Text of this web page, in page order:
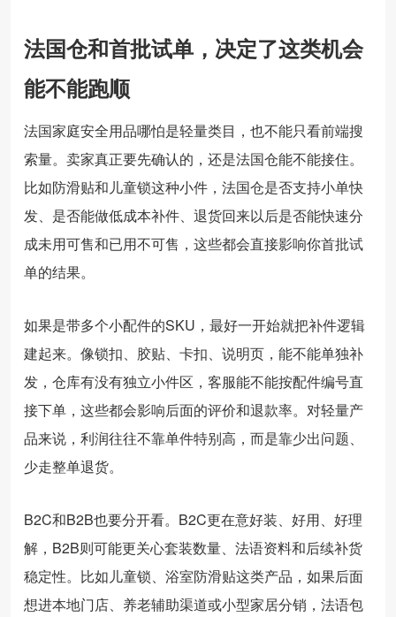
法国仓和首批试单，决定了这类机会
能不能跑顺
法国家庭安全用品哪怕是轻量类目，也不能只看前端搜
索量。卖家真正要先确认的，还是法国仓能不能接住。
比如防滑贴和儿童锁这种小件，法国仓是否支持小单快
发、是否能做低成本补件、退货回来以后是否能快速分
成未用可售和已用不可售，这些都会直接影响你首批试
单的结果。
如果是带多个小配件的SKU，最好一开始就把补件逻辑
建起来。像锁扣、胶贴、卡扣、说明页，能不能单独补
发，仓库有没有独立小件区，客服能不能按配件编号直
接下单，这些都会影响后面的评价和退款率。对轻量产
品来说，利润往往不靠单件特别高，而是靠少出问题、
少走整单退货。
B2C和B2B也要分开看。B2C更在意好装、好用、好理
解，B2B则可能更关心套装数量、法语资料和后续补货
稳定性。比如儿童锁、浴室防滑贴这类产品，如果后面
想进本地门店、养老辅助渠道或小型家居分销，法语包